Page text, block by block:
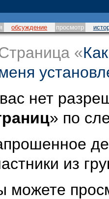
обсуждение просмотр
«
нет
» по
из
можете